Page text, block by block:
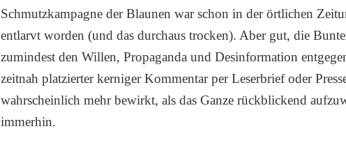
Schmutzkampagne der Blaunen war schon in der örtlichen
entlarvt worden (und das durchaus trocken). Aber gut, die
zumindest den Willen, Propaganda und Desinformation
zeitnah platzierter kerniger Kommentar per Leserbrief oder
wahrscheinlich mehr bewirkt, als das Ganze rückblickend
immerhin.